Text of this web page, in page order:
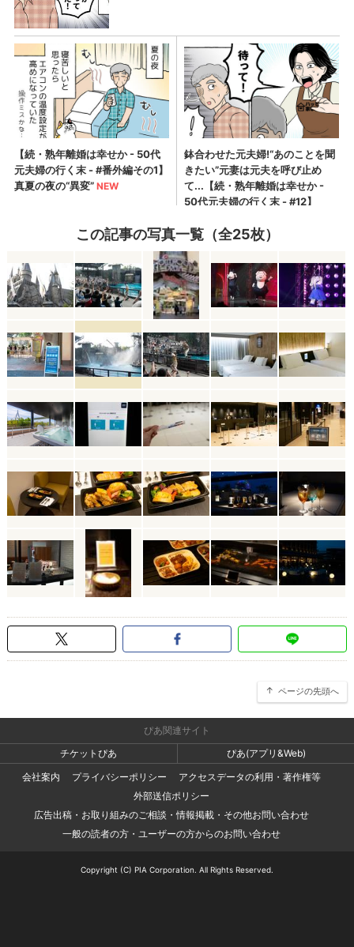
この記事の写真一覧（全25枚）
ページの先頭へ
ぴあ関連サイト
チケットぴあ
ぴあ(アプリ&Web)
会社案内
プライバシーポリシー
アクセスデータの利用・著作権等
外部送信ポリシー
広告出稿・お取り組みのご相談・情報掲載・その他お問い合わせ
一般の読者の方・ユーザーの方からのお問い合わせ
Copyright (C) PIA Corporation. All Rights Reserved.